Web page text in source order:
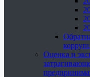
Оценка и